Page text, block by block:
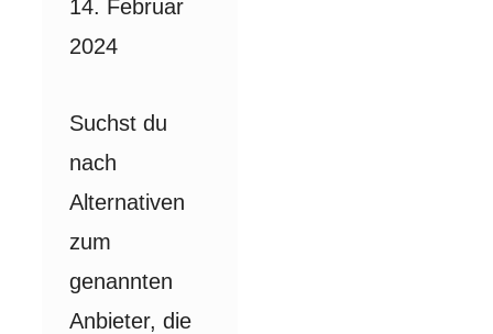
14. Februar
2024
Suchst du
nach
Alternativen
zum
genannten
Anbieter, die